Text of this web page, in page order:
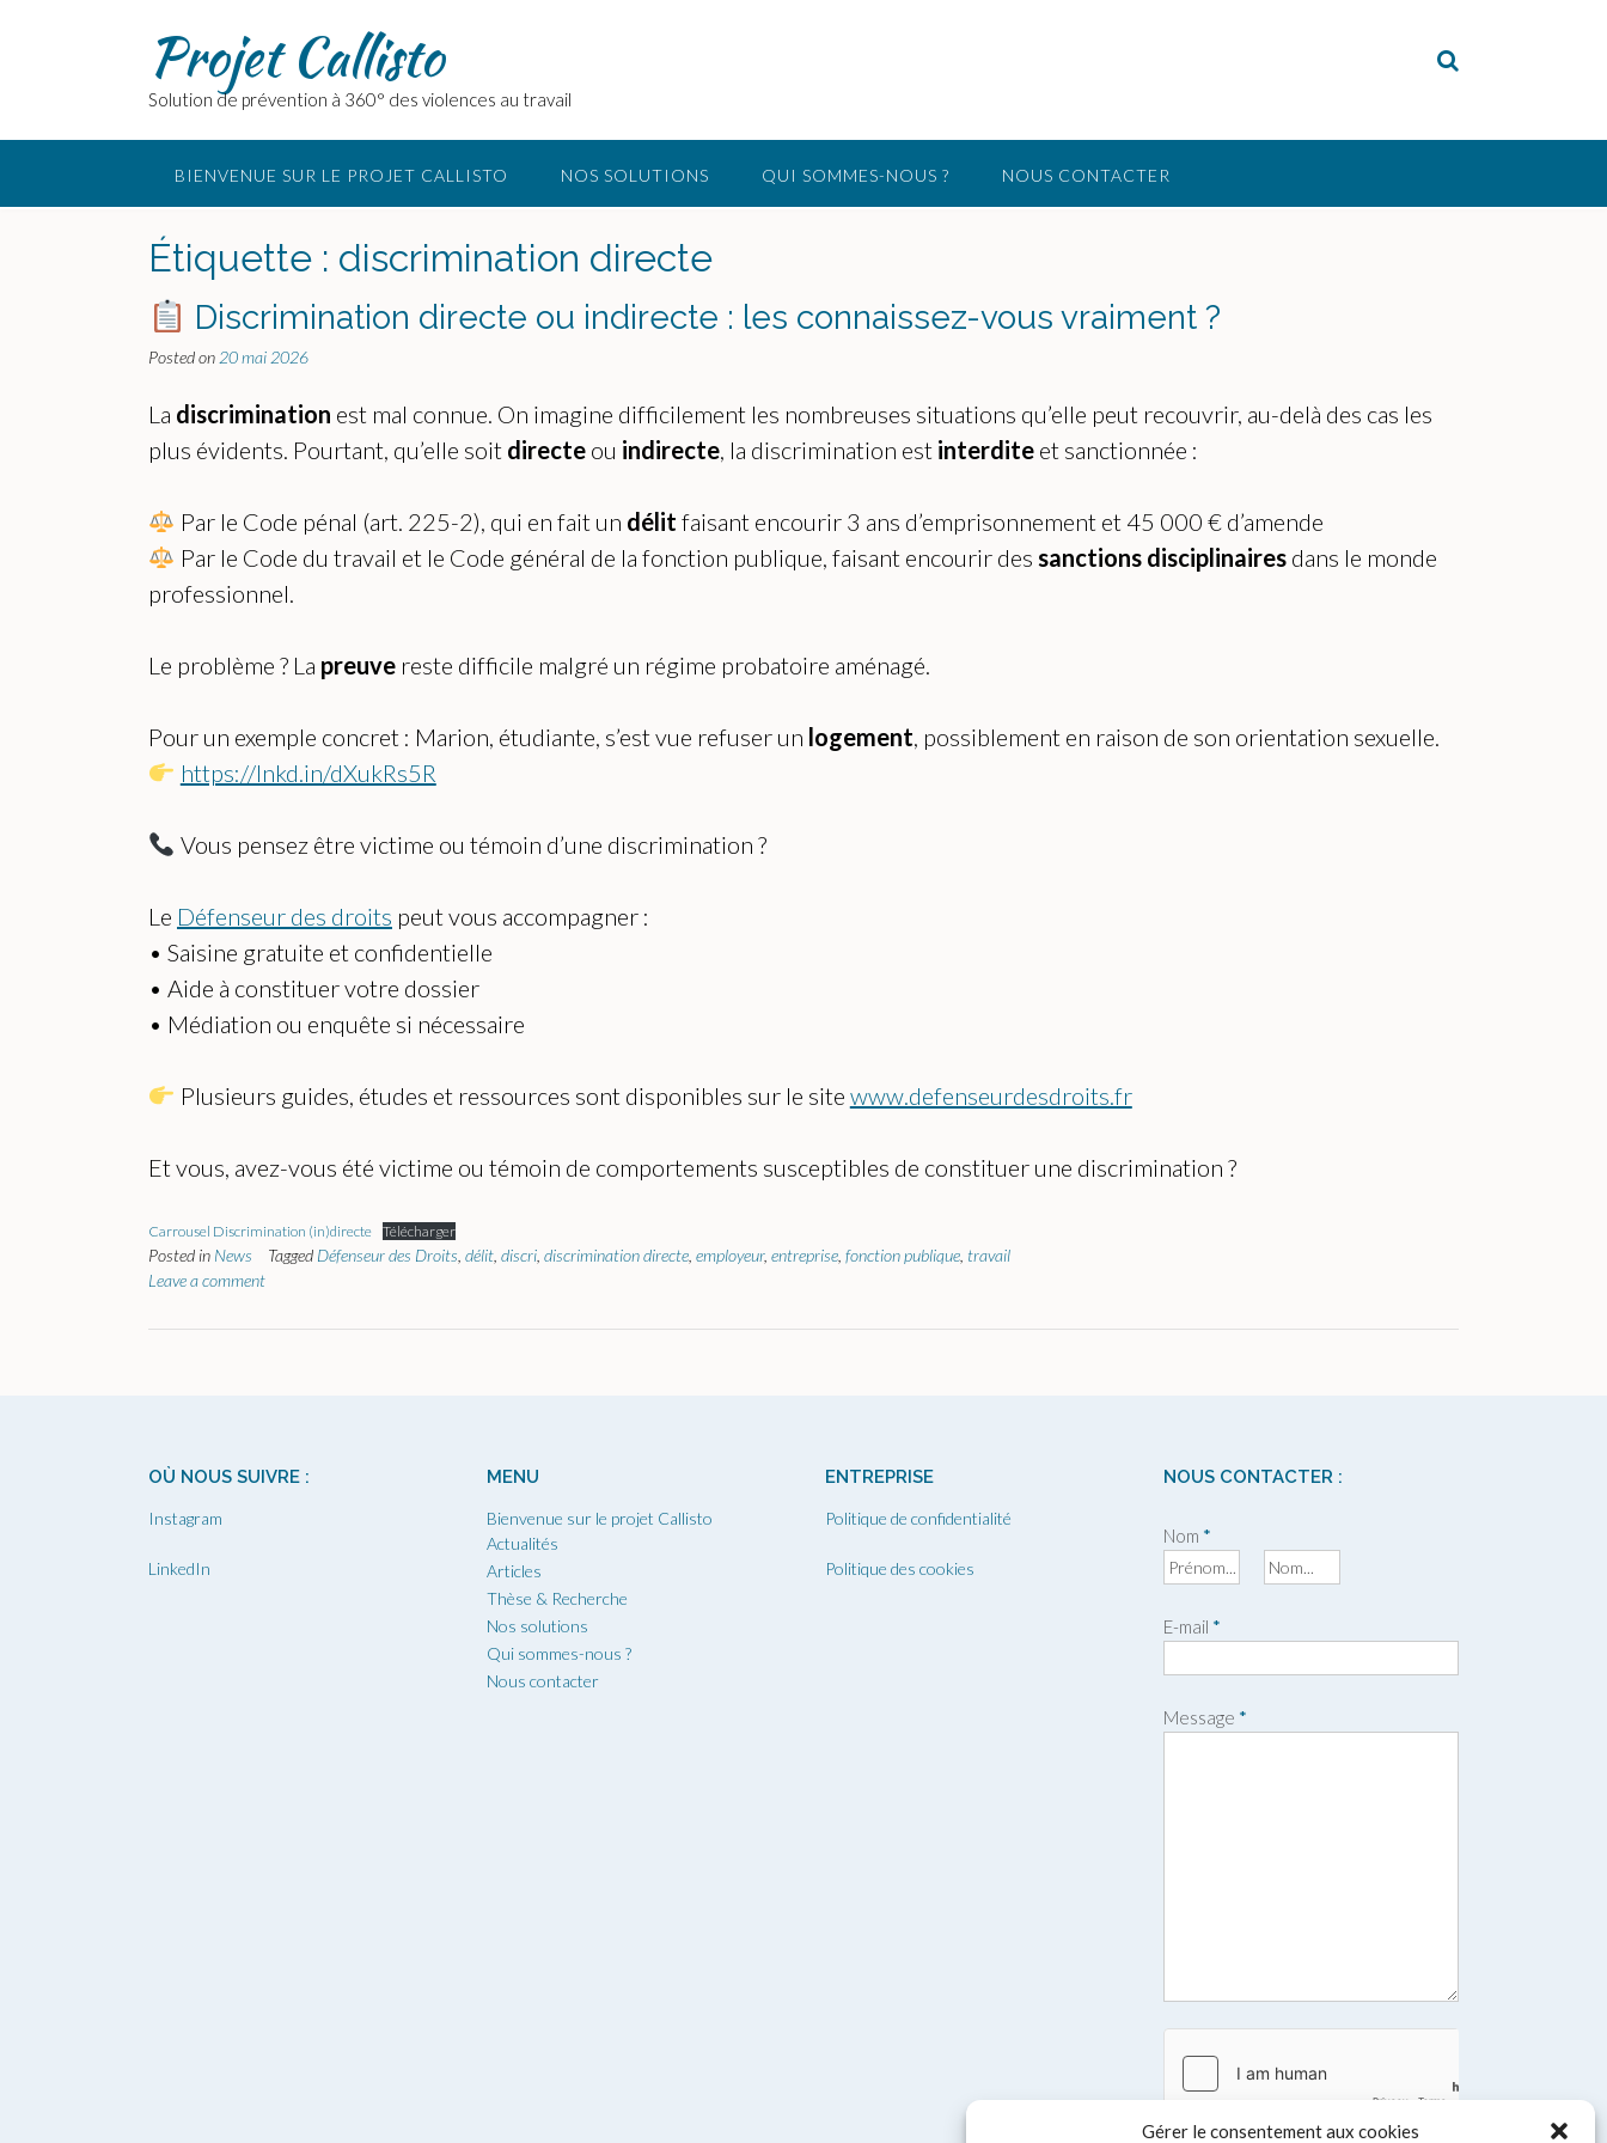
Gérer le consentement aux cookies
Projet Callisto
Solution de prévention à 360° des violences au travail
BIENVENUE SUR LE PROJET CALLISTO NOS SOLUTIONS QUI SOMMES-NOUS ? NOUS CONTACTER
Étiquette : discrimination directe
Discrimination directe ou indirecte : les connaissez-vous vraiment ?
Posted on 20 mai 2026
La discrimination est mal connue. On imagine difficilement les nombreuses situations qu’elle peut recouvrir, au-delà des cas les
plus évidents. Pourtant, qu’elle soit directe ou indirecte, la discrimination est interdite et sanctionnée :
Par le Code pénal (art. 225-2), qui en fait un délit faisant encourir 3 ans d’emprisonnement et 45 000 € d’amende
Par le Code du travail et le Code général de la fonction publique, faisant encourir des sanctions disciplinairesdans le monde
professionnel.
Le problème ? La preuve reste difficile malgré un régime probatoire aménagé.
Pour un exemple concret : Marion, étudiante, s’est vue refuser un logement, possiblement en raison de son orientation sexuelle.
https://lnkd.in/dXukRs5R
Vous pensez être victime ou témoin d’une discrimination ?
Le Défenseur des droits peut vous accompagner :
• Saisine gratuite et confidentielle
• Aide à constituer votre dossier
• Médiation ou enquête si nécessaire
Plusieurs guides, études et ressources sont disponibles sur le site www.defenseurdesdroits.fr
Et vous, avez-vous été victime ou témoin de comportements susceptibles de constituer une discrimination ?
Carrousel Discrimination (in)directe Télécharger
Posted in News Tagged Défenseur des Droits délit discri discrimination directe employeur, entreprise fonction publique travail
Leave a comment
OÙ NOUS SUIVRE :
Instagram
LinkedIn
MENU
Bienvenue sur le projet Callisto
Actualités
Articles
Thèse & Recherche
Nos solutions
Qui sommes-nous ?
Nous contacter
ENTREPRISE
Politique de confidentialité
Politique des cookies
NOUS CONTACTER :
Nom *
é
o
E-mail *
Message *